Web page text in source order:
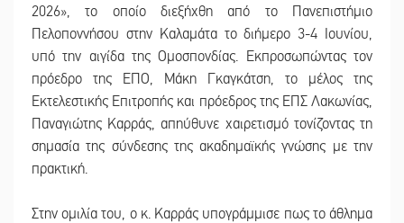
2026», το οποίο διεξήχθη από το Πανεπιστήμιο
Πελοποννήσου στην Καλαμάτα το διήμερο 3-4 Ιουνίου,
υπό την αιγίδα της Ομοσπονδίας. Εκπροσωπώντας τον
πρόεδρο της ΕΠΟ, Μάκη Γκαγκάτση, το μέλος της
Εκτελεστικής Επιτροπής και πρόεδρος της ΕΠΣ Λακωνίας,
Παναγιώτης Καρράς, απηύθυνε χαιρετισμό τονίζοντας τη
σημασία της σύνδεσης της ακαδημαϊκής γνώσης με την
πρακτική.
Στην ομιλία του, ο κ. Καρράς υπογράμμισε πως το άθλημα